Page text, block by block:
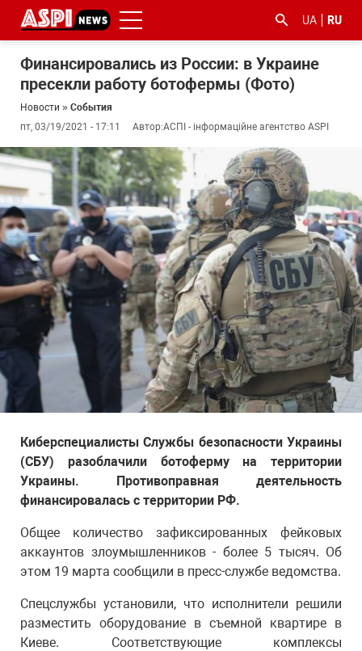
UA RU
Финансировались из России: в Украине
пресекли работу ботофермы (Фото)
Новости » События
пт, 03/19/2021 - 17:11
Автор:АСПІ - інформаційне агентство ASPI
Киберспециалисты Службы безопасности Украины
(СБУ) разоблачили ботоферму на территории
Украины. Противоправная деятельность
финансировалась с территории РФ.
Общее количество зафиксированных фейковых
аккаунтов злоумышленников - более 5 тысяч. Об
этом 19 марта сообщили в пресс-службе ведомства.
Спецслужбы установили, что исполнители решили
разместить оборудование в съемной квартире в
Киеве. Соответствующие комплексы
#ООС
#боротьба
з
корупцією
#гфс #Киев #коронавірус